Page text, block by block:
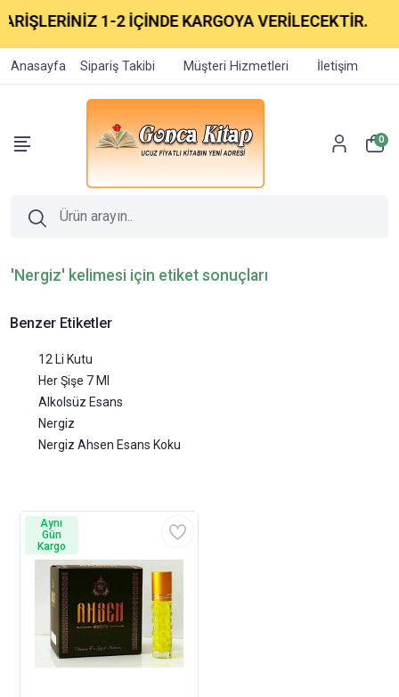
1-2 İÇİNDE KARGOYA VERİLECEKTİR.
Anasayfa Sipariş Takibi Müşteri Hizmetleri İletişim
0
'Nergiz' kelimesi için etiket sonuçları
Benzer Etiketler
12 Li Kutu
Her Şişe 7 Ml
Alkolsüz Esans
Nergiz
Nergiz Ahsen Esans Koku
Aynı
Gün
Kargo